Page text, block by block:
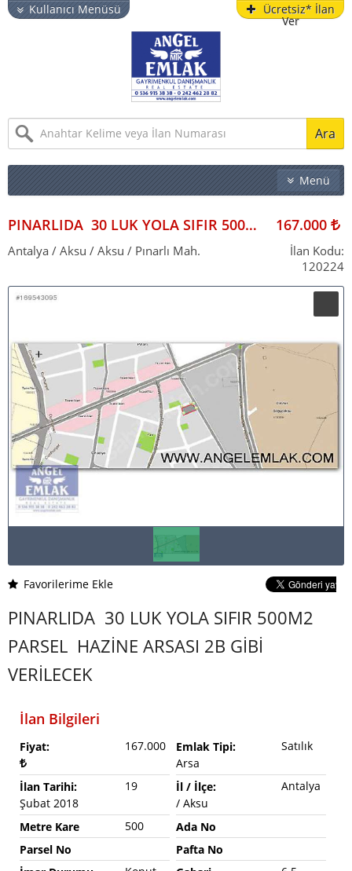
Kullanıcı Menüsü Ücretsiz* İlan
Ver
Ara
Menü
EMLAK
ARSA & BAHÇE
PINARLIDA 30 LUK YOLA SIFIR 500M2 PARSEL HAZİNE ARSASI 2B GİBİ VERİLECEK
Antalya / Aksu / Aksu / Pınarlı Mah.
167.000
İlan Kodu:
120224
Favorilerime Ekle
PINARLIDA 30 LUK YOLA SIFIR 500M2
PARSEL HAZİNE ARSASI 2B GİBİ
VERİLECEK
İlan Bilgileri
Fiyat: 167.000 Emlak Tipi:
Satılık
Arsa
İlan Tarihi:
19
Şubat 2018
İl / İlçe:
Antalya
/ Aksu
Metre Kare
500
Ada No
Parsel No
Pafta No